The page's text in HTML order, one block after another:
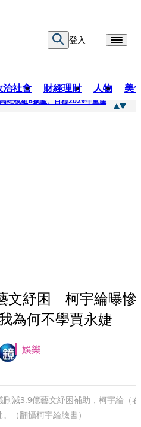
登入
治社會 財經理財 人物 美
雄模組B擴產、目標2029年量產
文紓困 柯宇綸曝慘
為何不學賈永婕
娛樂
減3.9億藝文紓困補助，柯宇綸（右
（翻攝柯宇綸臉書）